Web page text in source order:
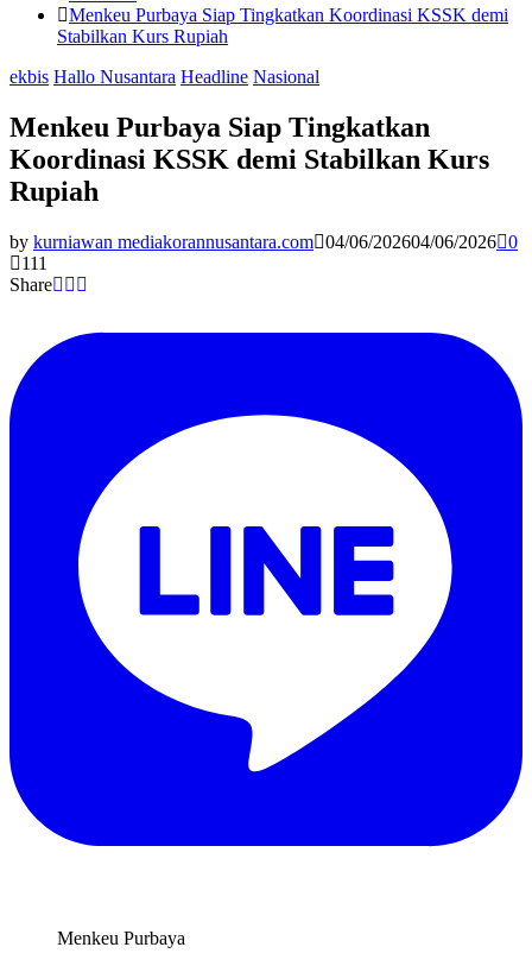
Menkeu Purbaya Siap Tingkatkan Koordinasi KSSK demi
Stabilkan Kurs Rupiah
ekbis Hallo Nusantara Headline Nasional
Menkeu Purbaya Siap Tingkatkan
Koordinasi KSSK demi Stabilkan Kurs
Rupiah
by kurniawan mediakorannusantara.com 04/06/202604/06/2026 0
111
Share
Menkeu Purbaya